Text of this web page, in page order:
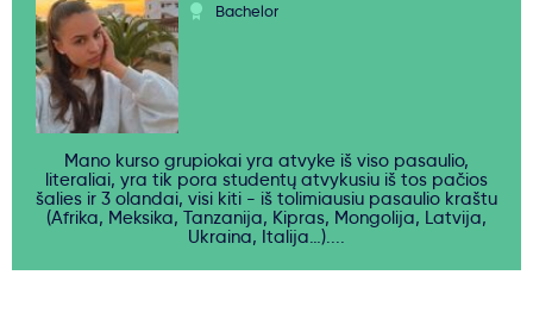
Bachelor
Mano kurso grupiokai yra atvyke iš viso pasaulio,
literaliai, yra tik pora studentų atvykusiu iš tos pačios
šalies ir 3 olandai, visi kiti - iš tolimiausiu pasaulio kraštu
(Afrika, Meksika, Tanzanija, Kipras, Mongolija, Latvija,
Ukraina, Italija…)....